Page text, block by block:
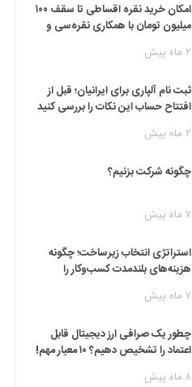
امکان خرید نقره اقساطی تا سقف ۱۰۰
میلیون تومان با همکاری نقره‌سی و
۲ ماه پیش
ثبت نام آلپاری برای ایرانیان؛ قبل از
افتتاح حساب این نکات را بررسی کنید
۲ ماه پیش
چگونه شرکت بزنیم؟
۷ ماه پیش
استراتژی انتخاب زیرساخت؛ چگونه
هزینه‌های بلندمدت کسب‌وکار را
۷ ماه پیش
چطور یک صرافی ارز دیجیتال قابل
اعتماد را تشخیص دهیم؟ ۱۰ معیار مهم!
۸ ماه پیش